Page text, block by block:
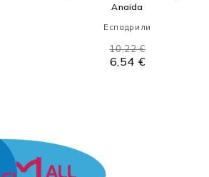
Anaida
Еспадрили
6,54 €
10,22 €